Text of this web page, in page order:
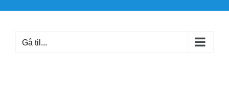
Gå til...